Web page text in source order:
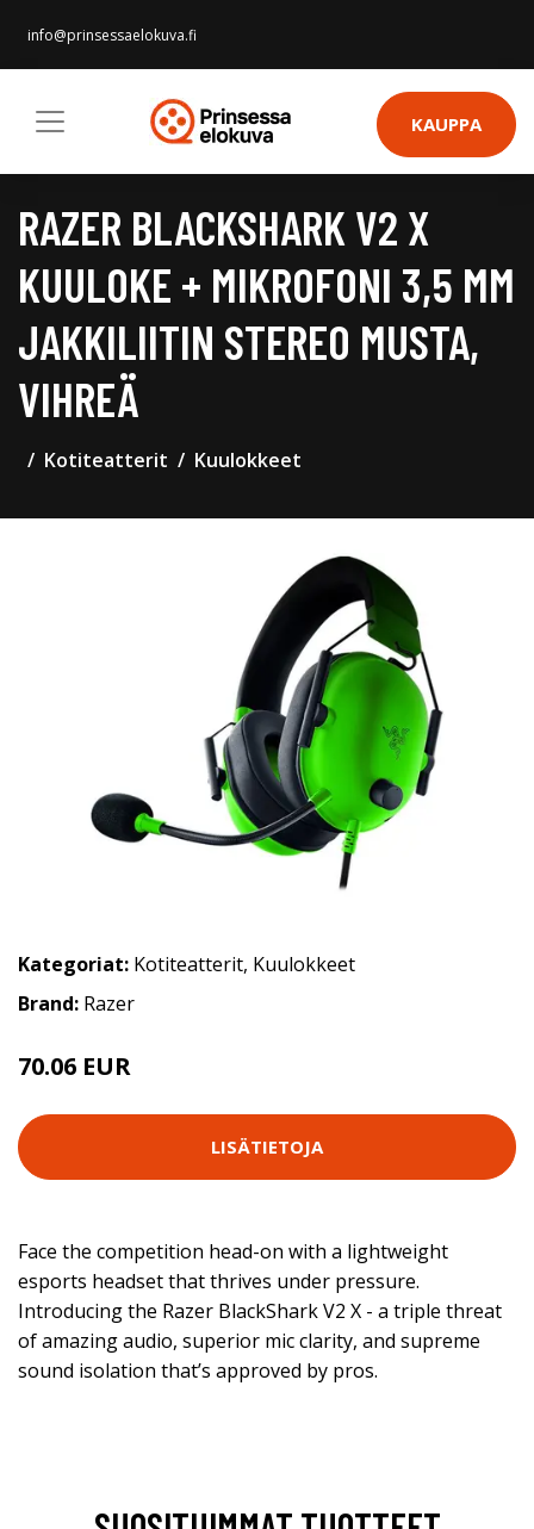
info@prinsessaelokuva.fi
KAUPPA
RAZER BLACKSHARK V2 X
KUULOKE + MIKROFONI 3,5 MM
JAKKILIITIN STEREO MUSTA,
VIHREÄ
Kotiteatterit Kuulokkeet
Kategoriat: Kotiteatterit, Kuulokkeet
Brand: Razer
70.06 EUR
LISÄTIETOJA
Face the competition head-on with a lightweight
esports headset that thrives under pressure.
Introducing the Razer BlackShark V2 X - a triple threat
of amazing audio, superior mic clarity, and supreme
sound isolation that’s approved by pros.